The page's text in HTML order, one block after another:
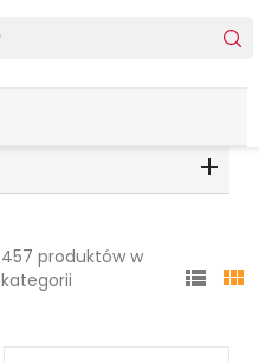
457 produktów w
kategorii
 